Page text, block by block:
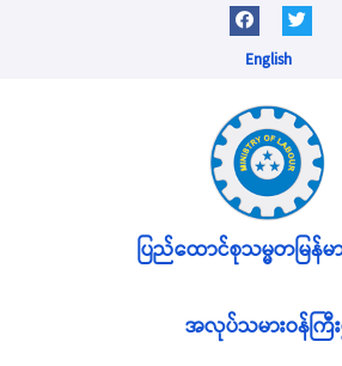
English
အလုပ်သမားဝန်ကြီ
ပြည်ထောင်စုသမ္မတမြန်